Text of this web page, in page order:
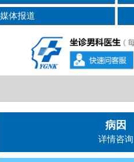
媒体报道
病因
详情咨询